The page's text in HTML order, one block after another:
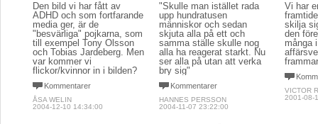
Den bild vi har fått av
ADHD och som fortfarande
media ger, är de
"besvärliga" pojkarna, som
till exempel Tony Olsson
och Tobias Jardeberg. Men
var kommer vi
flickor/kvinnor in i bilden?
Kommentarer
ÅSA WELIN
2004-12-10 14:34:00
"Skulle man istället rada
upp hundratusen
människor och sedan
skjuta alla på ett och
samma ställe skulle nog
alla ha reagerat starkt. Nu
ser alla på utan att verka
bry sig"
Kommentarer
HANNES PERSSON
2004-11-07 23:22:00
Vi har
skilja
den
många
VICTOR
2001-08-